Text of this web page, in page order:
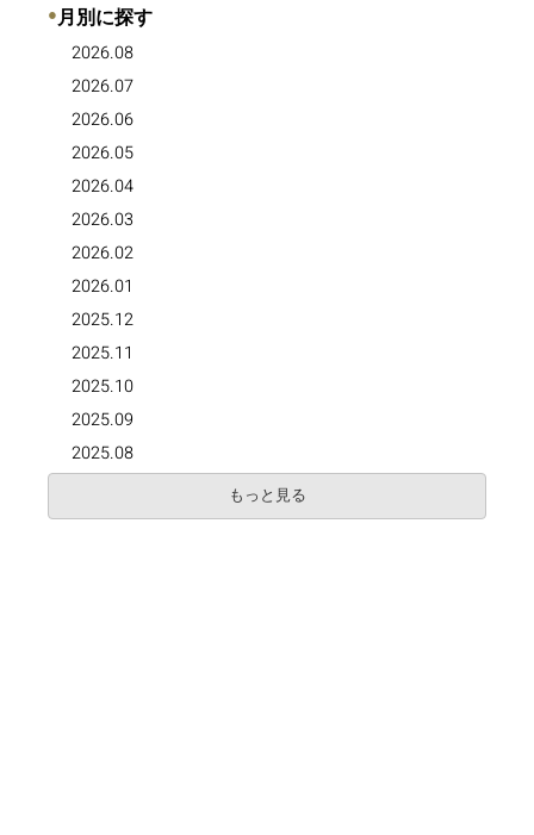
●月別に探す
2026.08
2026.07
2026.06
2026.05
2026.04
2026.03
2026.02
2026.01
2025.12
2025.11
2025.10
2025.09
2025.08
もっと見る